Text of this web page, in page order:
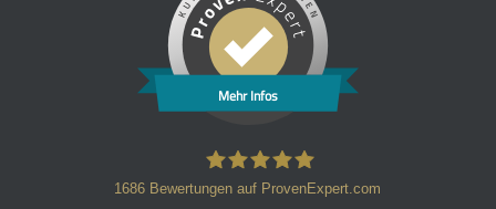
Mehr Infos
1686 Bewertungen auf ProvenExpert.com